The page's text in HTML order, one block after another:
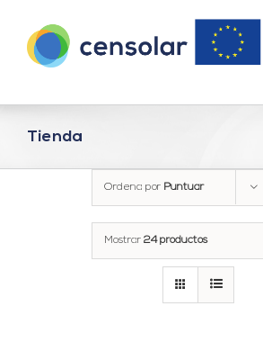
contenido
Tienda
Ordena por Puntuar
Mostrar 24 productos